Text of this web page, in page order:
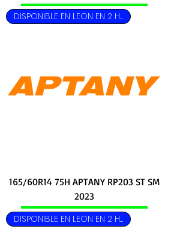
DISPONIBLE EN LEON EN 2 HRS
165/60R14 75H APTANY RP203 ST SM
2023
DISPONIBLE EN LEON EN 2 HRS